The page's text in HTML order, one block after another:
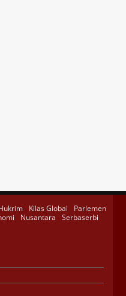
Kilas Global
Parlemen
Nusantara Serbaserbi